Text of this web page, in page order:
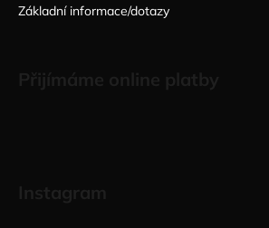
Základní informace/dotazy